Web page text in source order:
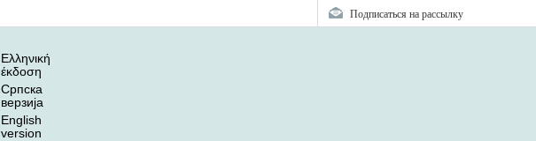
Подписаться на рассылку
Ελληνική
έκδοση
Српска
верзиjа
English
version